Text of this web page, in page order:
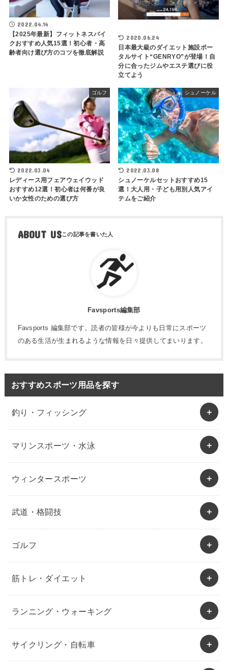
2022.04.14
【2025年最新】フィットネスバイ
クおすすめ人気15選！初心者・高
齢者向け選び方のコツを徹底解説
2020.06.24
日本最大級のダイエット施設ポー
タルサイト“GENRYO”が登場！自
分に合ったジムやエステ選びに役
立てよう
ゴルフ
2022.03.04
レディース用フェアウェイウッド
おすすめ12選！初心者は何番が良
いか女性のための選び方
シュノーケル
2022.03.08
シュノーケルセットおすすめ15
選！大人用・子ども用別人気アイ
テムをご紹介
ABOUT US
Favsports編集部
Favsports 編集部です。読者の皆様が今よりも日常にスポーツ
のある生活が生まれるような情報を日々提供してまいります。
おすすめスポーツ用品を探す
釣り・フィッシング
マリンスポーツ・水泳
ウィンタースポーツ
武道・格闘技
ゴルフ
筋トレ・ダイエット
ランニング・ウォーキング
サイクリング・自転車